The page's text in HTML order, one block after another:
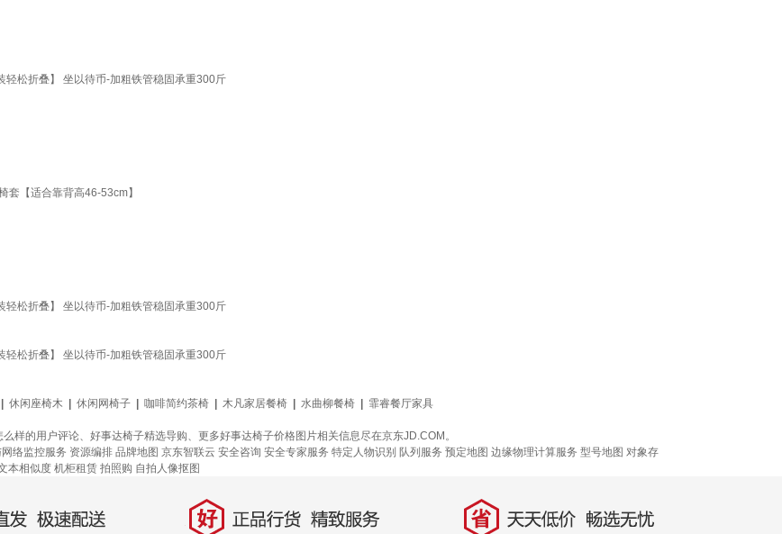
松折叠】 坐以待币-加粗铁管稳固承重300斤
套【适合靠背高46-53cm】
松折叠】 坐以待币-加粗铁管稳固承重300斤
松折叠】 坐以待币-加粗铁管稳固承重300斤
休闲座椅木 休闲网椅子 咖啡简约茶椅 木凡家居餐椅 水曲柳餐椅
霏睿餐厅家具
的用户评论、好事达椅子精选导购、更多好事达椅子价格图片相关信息尽在京东JD.COM。
络监控服务 资源编排 品牌地图 京东智联云 安全咨询 安全专家服务 特定人物识别 队列服务 预定地图 边缘物理计算服务 型号地图 对象存
本相似度 机柜租赁 拍照购 自拍人像抠图
，极速配送 好 正品行货，精致服务 省 天天低价，畅选无忧